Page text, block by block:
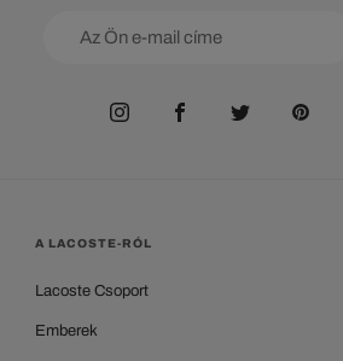
A LACOSTE-RÓL
Lacoste Csoport
Emberek